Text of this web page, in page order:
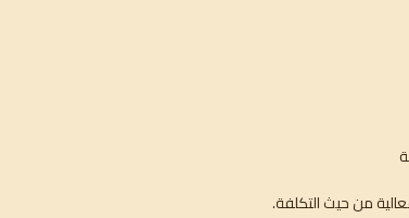
من حيث التكلفة.